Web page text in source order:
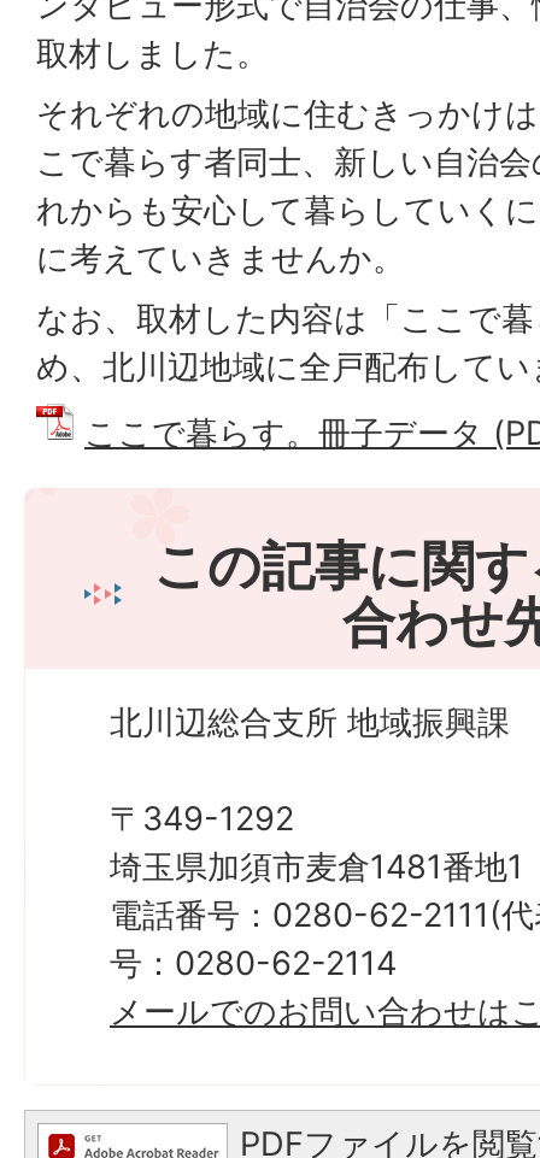
取材しました。
それぞれの地域に住むきっかけ
こで暮らす者同士、新しい自治
れからも安心して暮らしていく
に考えていきませんか。
なお、取材した内容は「ここで
め、北川辺地域に全戸配布して
ここで暮らす。冊子データ
この記事に関
合わせ
北川辺総合支所 地域振興課
〒349-1292
埼玉県加須市麦倉1481番地1
電話番号：0280-62-2111(
号：0280-62-2114
メールでのお問い合わせは
PDFファイルを閲